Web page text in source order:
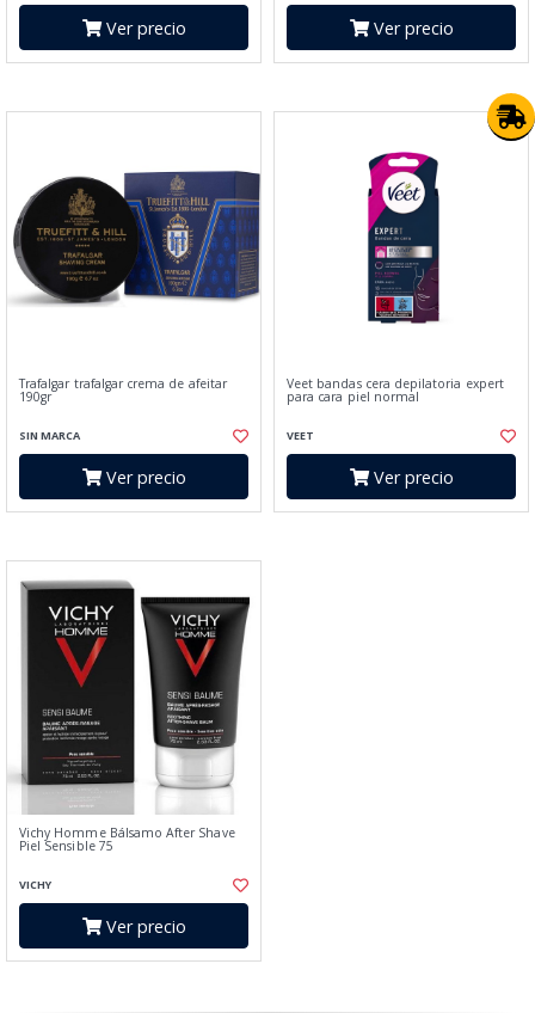
Ver precio Ver precio
Trafalgar trafalgar crema de afeitar
190gr
SIN MARCA
Ver precio
Veet bandas cera depilatoria expert
para cara piel normal
VEET
Ver precio
Vichy Homme Bálsamo After Shave
Piel Sensible 75
VICHY
Ver precio